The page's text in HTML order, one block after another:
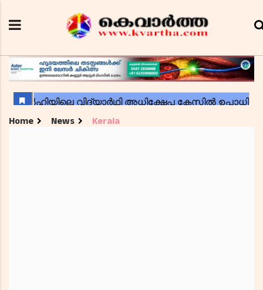
Home News Kerala